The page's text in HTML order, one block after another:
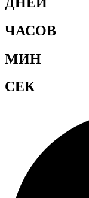
ЧАСОВ
МИН
СЕК